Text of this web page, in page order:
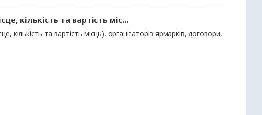
кількість та вартість міс...
кількість та вартість місць), організаторів ярмарків, договори,